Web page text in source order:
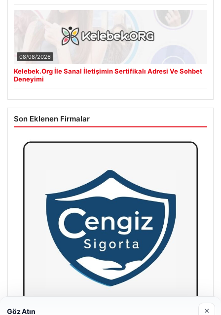
08/08/2026
Kelebek.Org İle Sanal İletişimin Sertifikalı Adresi Ve Sohbet
Deneyimi
Son Eklenen Firmalar
Göz Atın ×